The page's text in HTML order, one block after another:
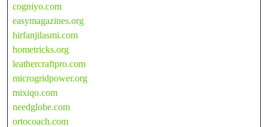
cogniyo.com
easymagazines.org
hirfanjilasmi.com
hometricks.org
leathercraftpro.com
microgridpower.org
mixiqo.com
needglobe.com
ortocoach.com